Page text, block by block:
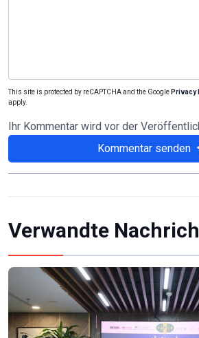
This site is protected by reCAPTCHA and the Google Privacy
apply.
Ihr Kommentar wird vor der
Kommentar senden
Verwandte